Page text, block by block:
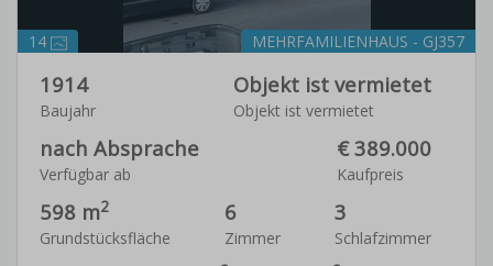
14 MEHRFAMILIENHAUS - GJ357
1914
Baujahr
Objekt ist vermietet
Objekt ist vermietet
nach Absprache
Verfügbar ab
€ 389.000
Kaufpreis
598 m2
Grundstücksfläche
6
Zimmer
3
Schlafzimmer